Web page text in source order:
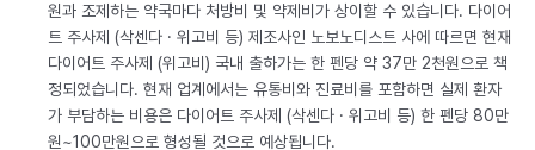
원과 조제하는 약국마다 처방비 및 약제비가 상이할 수 있습니다. 다이어
트 주사제 (삭센다 · 위고비 등) 제조사인 노보노디스트 사에 따르면 현재
다이어트 주사제 (위고비) 국내 출하가는 한 펜당 약 37만 2천원으로 책
정되었습니다. 현재 업계에서는 유통비와 진료비를 포함하면 실제 환자
가 부담하는 비용은 다이어트 주사제 (삭센다 · 위고비 등) 한 펜당 80만
원~100만원으로 형성될 것으로 예상됩니다.